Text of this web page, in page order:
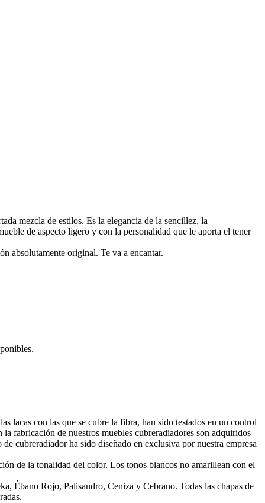
mezcla de estilos. Es la elegancia de la sencillez, la
de aspecto ligero y con la personalidad que le aporta el tener
absolutamente original. Te va a encantar.
lacas con las que se cubre la fibra, han sido testados en un control
fabricación de nuestros muebles cubreradiadores son adquiridos
cubreradiador ha sido diseñado en exclusiva por nuestra empresa
de la tonalidad del color. Los tonos blancos no amarillean con el
Ébano Rojo, Palisandro, Ceniza y Cebrano. Todas las chapas de